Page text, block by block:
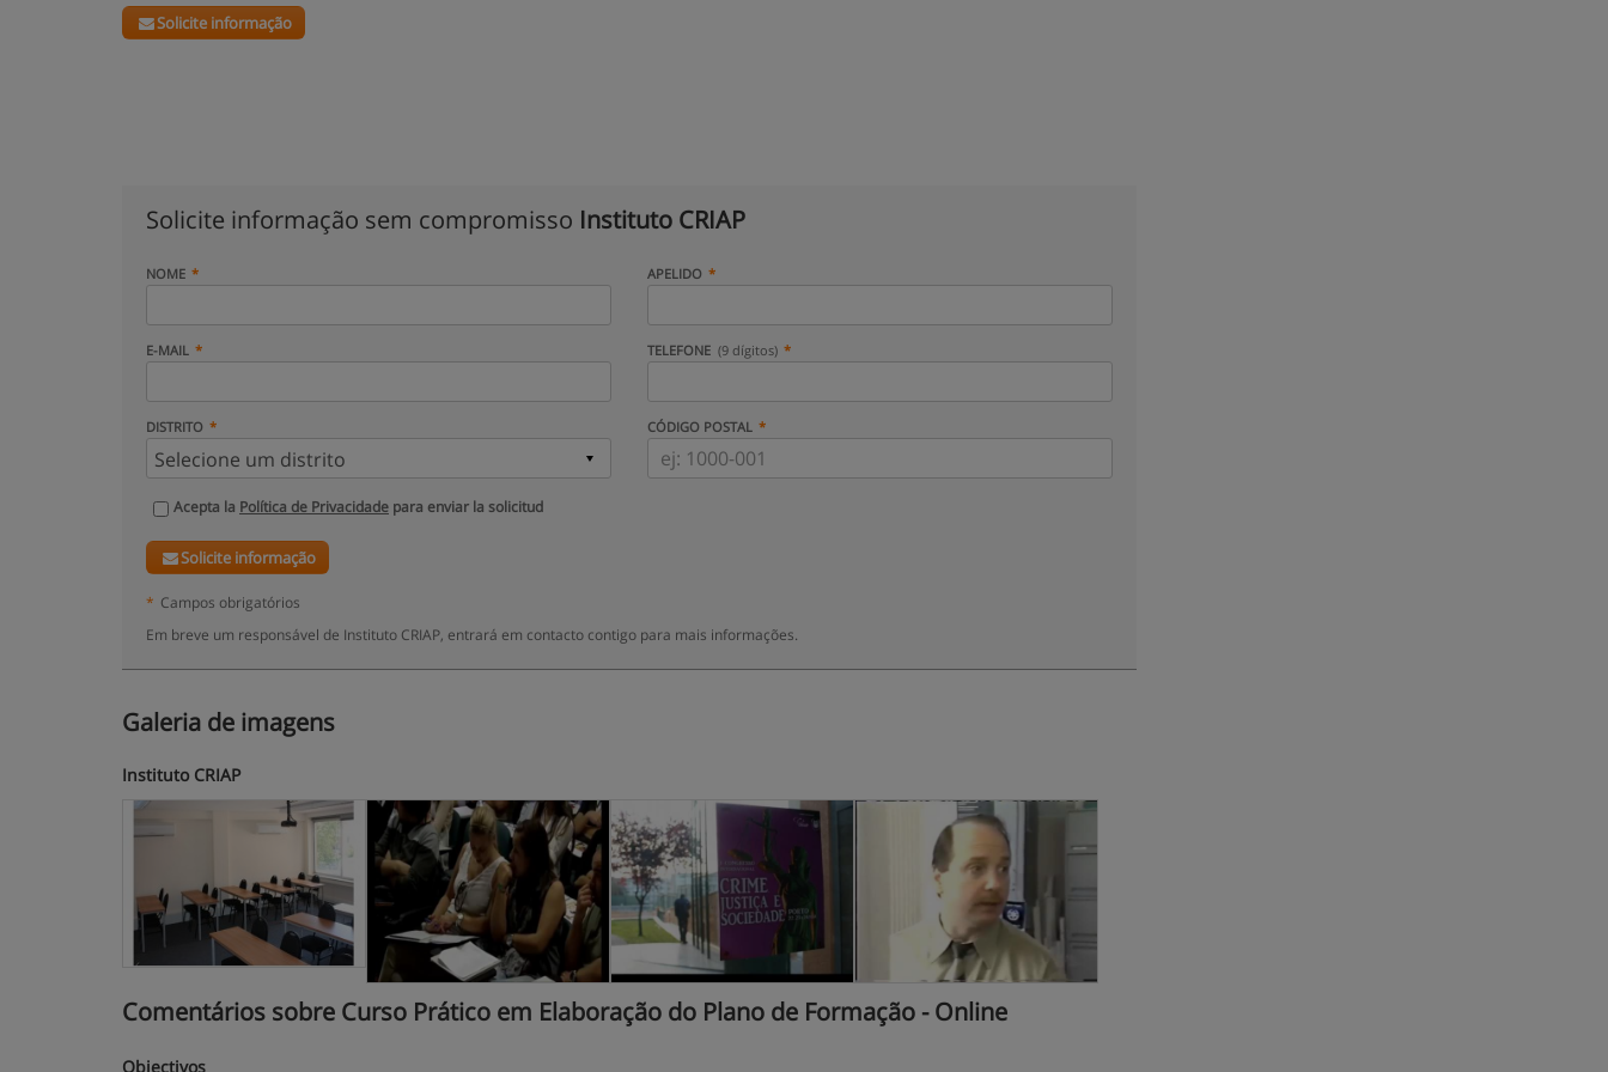
Solicite informação
Solicite informação sem compromisso Instituto CRIAP
NOME APELIDO
E-MAIL TELEFONE (9 dígitos)
DISTRITO CÓDIGO POSTAL
Acepta la Política de Privacidade para enviar la solicitud
Solicite informação
* Campos obrigatórios
Em breve um responsável de Instituto CRIAP, entrará em contacto contigo para mais informações.
Galeria de imagens
Instituto CRIAP
Comentários sobre Curso Prático em Elaboração do Plano de Formação - Online
Objectivos